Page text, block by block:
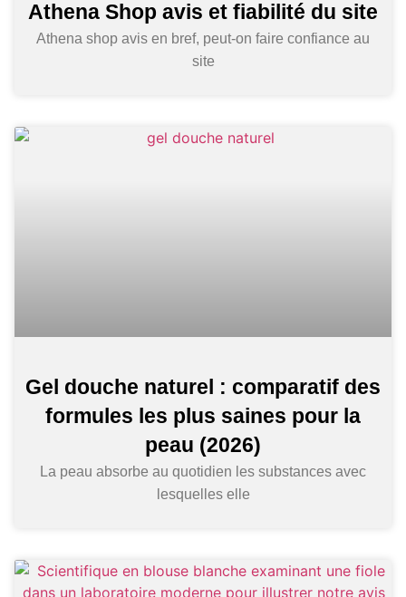
Athena Shop avis et fiabilité du site
Athena shop avis en bref, peut-on faire confiance au
site
Gel douche naturel : comparatif des
formules les plus saines pour la
peau (2026)
La peau absorbe au quotidien les substances avec
lesquelles elle